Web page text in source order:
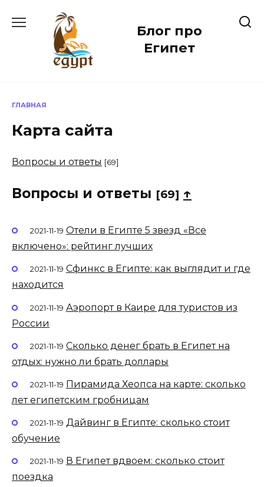
содержанию
Блог про
Египет
ГЛАВНАЯ
Карта сайта
Вопросы и ответы [69]
Вопросы и ответы [69] ↑
2021-11-19 Отели в Египте 5 звезд «Все
включено»: рейтинг лучших
2021-11-19 Сфинкс в Египте: как выглядит и где
находится
2021-11-19 Аэропорт в Каире для туристов из
России
2021-11-19 Сколько денег брать в Египет на
отдых: нужно ли брать доллары
2021-11-19 Пирамида Хеопса на карте: сколько
лет египетским гробницам
2021-11-19 Дайвинг в Египте: сколько стоит
обучение
2021-11-19 В Египет вдвоем: сколько стоит
поездка